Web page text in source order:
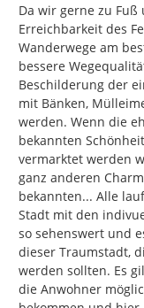
Da wir gerne zu
Erreichbarkeit des
Wanderwege am
bessere
Beschilderung der
mit Bänken,
werden. Wenn die
bekannten
vermarktet werden
ganz anderen
bekannten... Alle
Stadt mit den
so sehenswert und
dieser Traumstadt,
werden sollten. Es
die Anwohner